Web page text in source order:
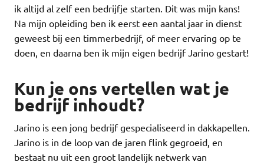
ik altijd al zelf een bedrijfje starten. Dit was mijn kans!
Na mijn opleiding ben ik eerst een aantal jaar in dienst
geweest bij een timmerbedrijf, of meer ervaring op te
doen, en daarna ben ik mijn eigen bedrijf Jarino gestart!
Kun je ons vertellen wat je
bedrijf inhoudt?
Jarino is een jong bedrijf gespecialiseerd in dakkapellen.
Jarino is in de loop van de jaren flink gegroeid, en
bestaat nu uit een groot landelijk netwerk van